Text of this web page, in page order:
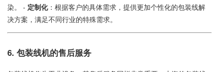
染。 - 定制化：根据客户的具体需求，提供更加个性化的包装线解
决方案，满足不同行业的特殊需求。
6. 包装线机的售后服务